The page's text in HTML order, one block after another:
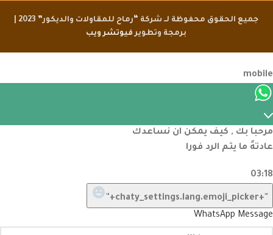
برمجة وتطوير فيوتشر ويب
مرحبا بك , كيف يمكن ان نساعدك
عادتهً ما يتم الرد فورا
03:18
"+chaty_settings.lang.emoji_picker+"
undefined